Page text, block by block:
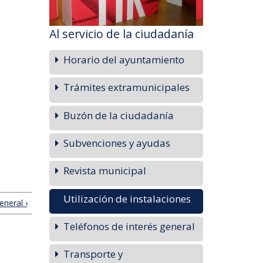
›
Al servicio de la ciudadanía
Horario del ayuntamiento
Trámites extramunicipales
Buzón de la ciudadanía
Subvenciones y ayudas
Revista municipal
Utilización de instalaciones
Teléfonos de interés general
Transporte y